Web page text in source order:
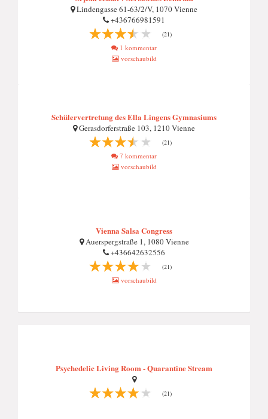
Lindengasse 61-63/2/V, 1070 Vienne
+436766981591
(21)
1 kommentar
vorschaubild
Schülervertretung des Ella Lingens Gymnasiums
Gerasdorferstraße 103, 1210 Vienne
(21)
7 kommentar
vorschaubild
Vienna Salsa Congress
Auerspergstraße 1, 1080 Vienne
+436642632556
(21)
vorschaubild
Psychedelic Living Room - Quarantine Stream
(21)